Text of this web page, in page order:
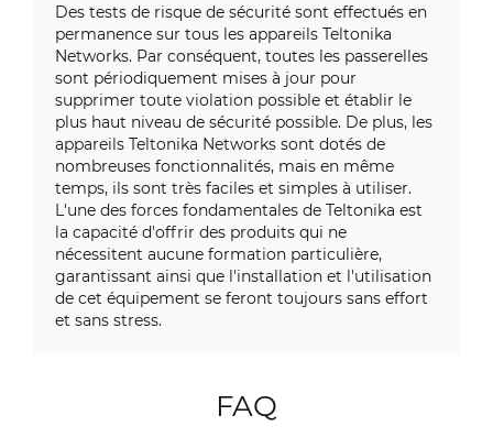
Des tests de risque de sécurité sont effectués en
permanence sur tous les appareils Teltonika
Networks. Par conséquent, toutes les passerelles
sont périodiquement mises à jour pour
supprimer toute violation possible et établir le
plus haut niveau de sécurité possible. De plus, les
appareils Teltonika Networks sont dotés de
nombreuses fonctionnalités, mais en même
temps, ils sont très faciles et simples à utiliser.
L'une des forces fondamentales de Teltonika est
la capacité d'offrir des produits qui ne
nécessitent aucune formation particulière,
garantissant ainsi que l'installation et l'utilisation
de cet équipement se feront toujours sans effort
et sans stress.
FAQ